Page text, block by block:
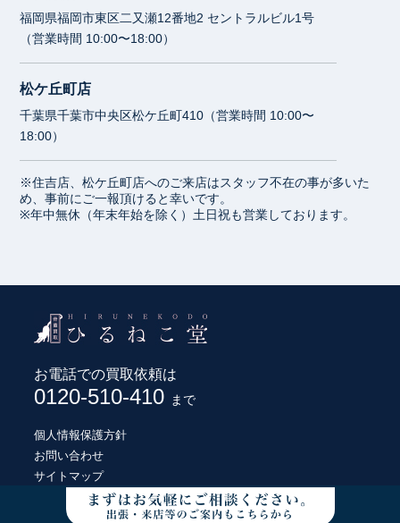
福岡県福岡市東区二又瀬12番地2 セントラルビル1号
（営業時間 10:00〜18:00）
松ケ丘町店
千葉県千葉市中央区松ケ丘町410（営業時間 10:00〜
18:00）
※住吉店、松ケ丘町店へのご来店はスタッフ不在の事が多いた
め、事前にご一報頂けると幸いです。
※年中無休（年末年始を除く）土日祝も営業しております。
お電話での買取依頼は
0120-510-410 まで
個人情報保護方針
お問い合わせ
サイトマップ
© HIRUNEKODO CO., LTD.